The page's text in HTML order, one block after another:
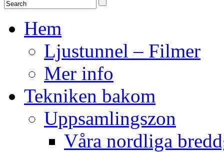
Hem
Ljustunnel – Filmer
Mer info
Tekniken bakom
Uppsamlingszon
Våra nordliga